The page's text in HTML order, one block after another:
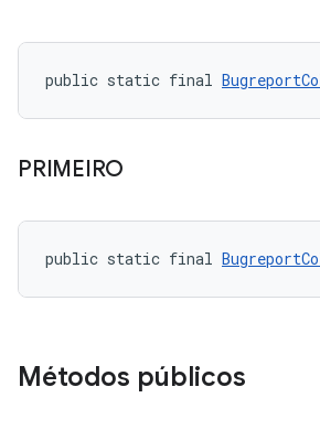
public static final
PRIMEIRO
public static final
Métodos públicos